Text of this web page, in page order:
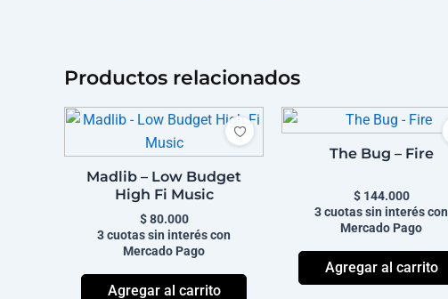
Productos relacionados
Madlib – Low Budget
High Fi Music
$80.000
3 cuotas sin interés con
Mercado Pago
Agregar al carrito
The Bug – Fire
$144.000
3 cuotas sin interés con
Mercado Pago
Agregar al carrito